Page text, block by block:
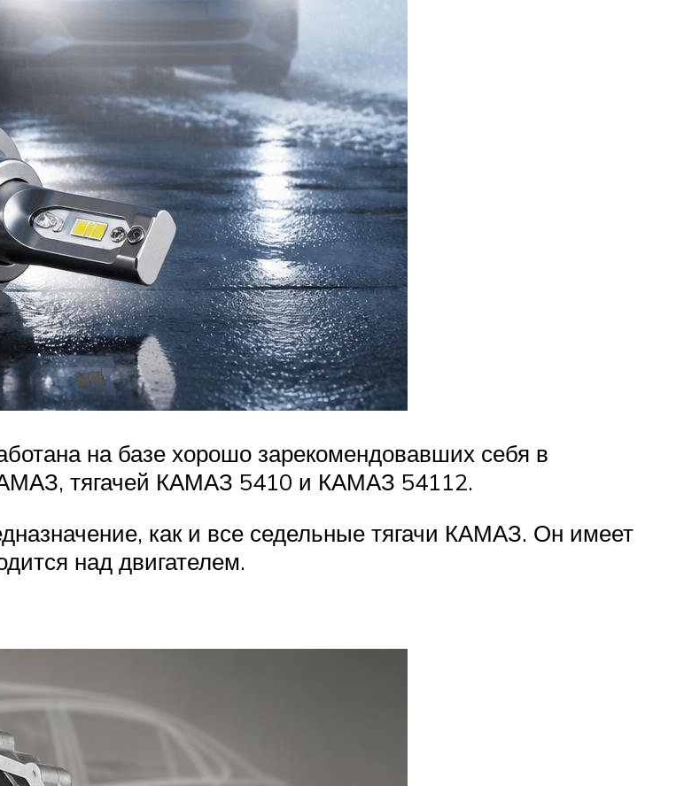
на базе хорошо зарекомендовавших себя в
тягачей КАМАЗ 5410 и КАМАЗ 54112.
как и все седельные тягачи КАМАЗ. Он имеет
над двигателем.